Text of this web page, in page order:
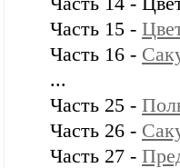
Часть 15 -
Часть 16 -
...
Часть 25 -
Часть 26 -
Часть 27 -